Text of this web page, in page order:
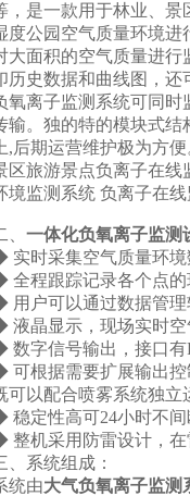
，是一款用于林业、
度公园空气质量环境进
大面积的空气质量进
历史数据和曲线图，
氧离子监测系统可同时
输。独的特的模块式结
上,后期运营维护极为方
区旅游景点负离子在
境监测系统 负离子在
、 一体化负氧离子监测
实时采集空气质量环境
全程跟踪记录各个点的
用户可以通过数据管理
液晶显示，现场实时空
数字信号输出，接口有
可根据需要扩展输出控
可以配合喷雾系统独
稳定性高可24小时不间
整机采用防雷设计，
、系统组成：
统由大气负氧离子监测